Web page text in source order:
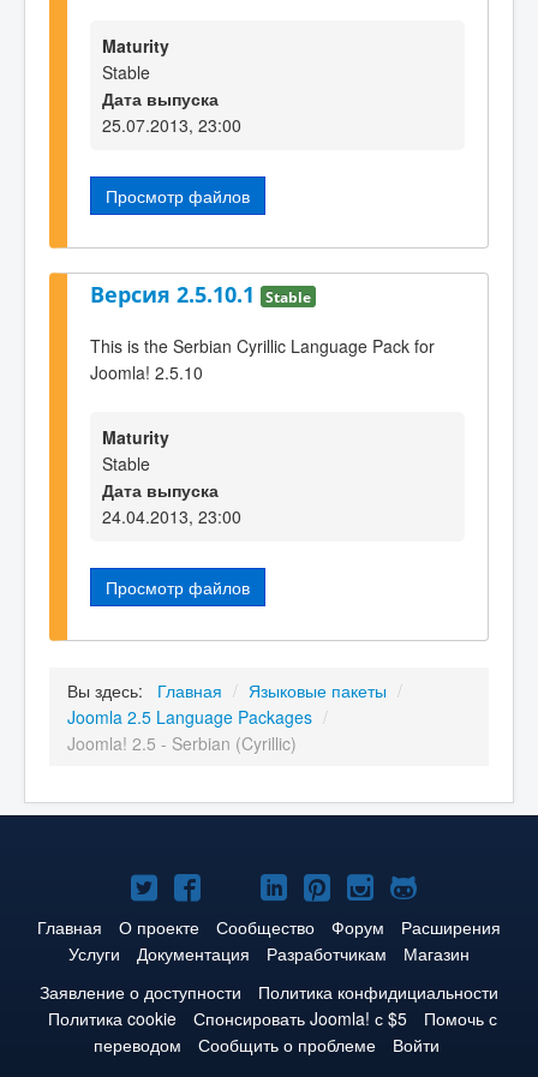
Maturity
Stable
Дата выпуска
25.07.2013, 23:00
Просмотр файлов
Версия 2.5.10.1 Stable
This is the Serbian Cyrillic Language Pack for
Joomla! 2.5.10
Maturity
Stable
Дата выпуска
24.04.2013, 23:00
Просмотр файлов
Вы здесь: Главная / Языковые пакеты /
Joomla 2.5 Language Packages /
Joomla! 2.5 - Serbian (Cyrillic)
Joomla!
в
Твиттере
Joomla!
в
Facebook
Joomla!
в
YouTube
Joomla!
в
LinkedIn
Joomla!
в
Pinterest
Joomla!
в
Instagram
Joomla!
на
GitHub
Главная О проекте Сообщество Форум
Расширения
Услуги
Документация Разработчикам
Магазин
Заявление о доступности
Политика конфидициальности
Политика cookie
Спонсировать Joomla! с $5
Помочь с
переводом
Сообщить о проблеме
Войти